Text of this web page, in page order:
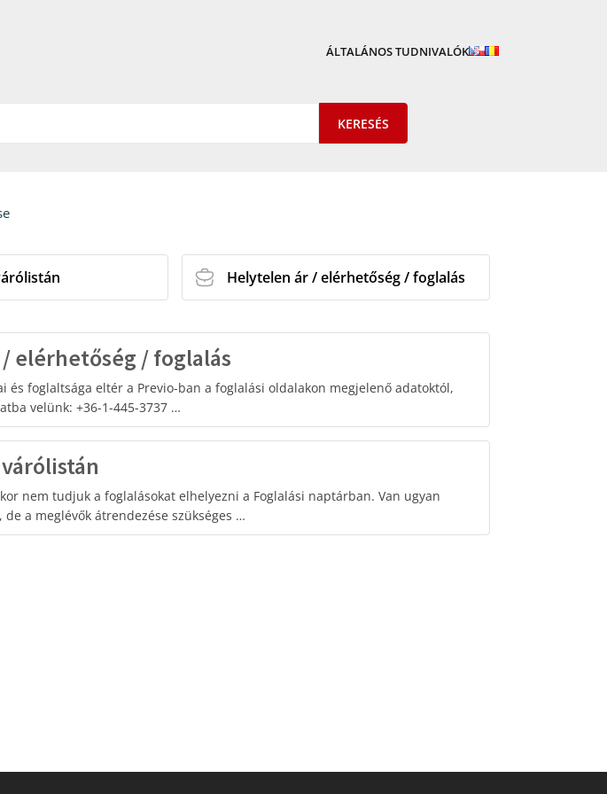
ÁLTALÁNOS TUDNIVALÓK
Helytelen ár / elérhetőség / foglalás
elérhetőség / foglalás
és foglaltsága eltér a Previo-ban a foglalási oldalakon megjelenő adatoktól,
velünk: +36-1-445-3737 …
nem tudjuk a foglalásokat elhelyezni a Foglalási naptárban. Van ugyan
a meglévők átrendezése szükséges …